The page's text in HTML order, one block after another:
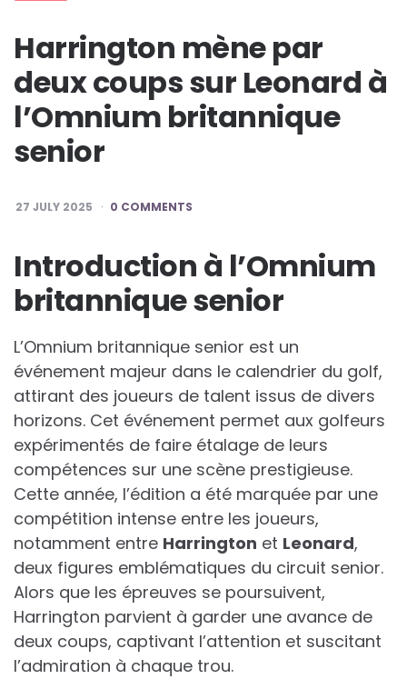
Harrington mène par
deux coups sur Leonard à
l’Omnium britannique
senior
27 JULY 2025 0 COMMENTS
Introduction à l’Omnium
britannique senior
L’Omnium britannique senior est un
événement majeur dans le calendrier du golf,
attirant des joueurs de talent issus de divers
horizons. Cet événement permet aux golfeurs
expérimentés de faire étalage de leurs
compétences sur une scène prestigieuse.
Cette année, l’édition a été marquée par une
compétition intense entre les joueurs,
notamment entre Harrington et Leonard,
deux figures emblématiques du circuit senior.
Alors que les épreuves se poursuivent,
Harrington parvient à garder une avance de
deux coups, captivant l’attention et suscitant
l’admiration à chaque trou.